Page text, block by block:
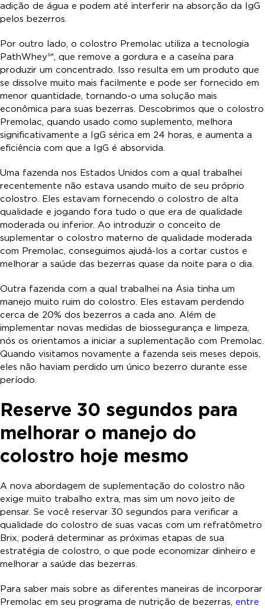
adição de água e podem até interferir na absorção da IgG
pelos bezerros.
Por outro lado, o colostro Premolac utiliza a tecnologia
PathWhey℠, que remove a gordura e a caseína para
produzir um concentrado. Isso resulta em um produto que
se dissolve muito mais facilmente e pode ser fornecido em
menor quantidade, tornando-o uma solução mais
econômica para suas bezerras. Descobrimos que o colostro
Premolac, quando usado como suplemento, melhora
significativamente a IgG sérica em 24 horas, e aumenta a
eficiência com que a IgG é absorvida.
Uma fazenda nos Estados Unidos com a qual trabalhei
recentemente não estava usando muito de seu próprio
colostro. Eles estavam fornecendo o colostro de alta
qualidade e jogando fora tudo o que era de qualidade
moderada ou inferior. Ao introduzir o conceito de
suplementar o colostro materno de qualidade moderada
com Premolac, conseguimos ajudá-los a cortar custos e
melhorar a saúde das bezerras quase da noite para o dia.
Outra fazenda com a qual trabalhei na Ásia tinha um
manejo muito ruim do colostro. Eles estavam perdendo
cerca de 20% dos bezerros a cada ano. Além de
implementar novas medidas de biossegurança e limpeza,
nós os orientamos a iniciar a suplementação com Premolac.
Quando visitamos novamente a fazenda seis meses depois,
eles não haviam perdido um único bezerro durante esse
período.
Reserve 30 segundos para
melhorar o manejo do
colostro hoje mesmo
A nova abordagem de suplementação do colostro não
exige muito trabalho extra, mas sim um novo jeito de
pensar. Se você reservar 30 segundos para verificar a
qualidade do colostro de suas vacas com um refratômetro
Brix, poderá determinar as próximas etapas de sua
estratégia de colostro, o que pode economizar dinheiro e
melhorar a saúde das bezerras.
Para saber mais sobre as diferentes maneiras de incorporar
Premolac em seu programa de nutrição de bezerras, entre